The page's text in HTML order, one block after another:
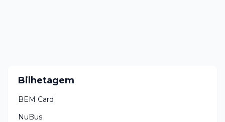
Bilhetagem
BEM Card
NuBus